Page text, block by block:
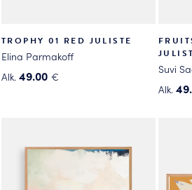
TROPHY 01 RED JULISTE
Elina Parmakoff
Alk. 49.00 €
Suvi
Alk.